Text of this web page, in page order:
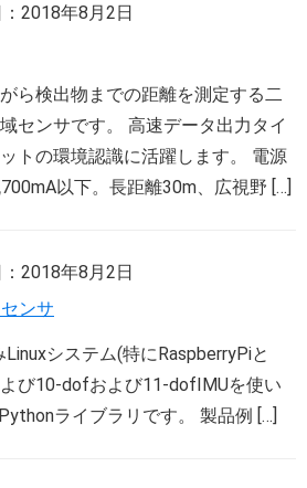
2018年8月2日
ら検出物までの距離を測定する二
センサです。 高速データ出力タイ
トの環境認識に活躍します。 電源
以下。長距離30m、広視野 […]
2018年8月2日
ンサ
システム(特にRaspberryPiと
び10-dofおよび11-dofIMUを使い
ライブラリです。 製品例 […]